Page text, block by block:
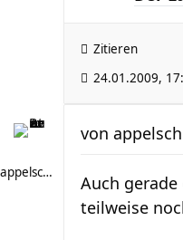
Zitieren
24.01.2009,
appelschnutje
von
Auch
teilweise